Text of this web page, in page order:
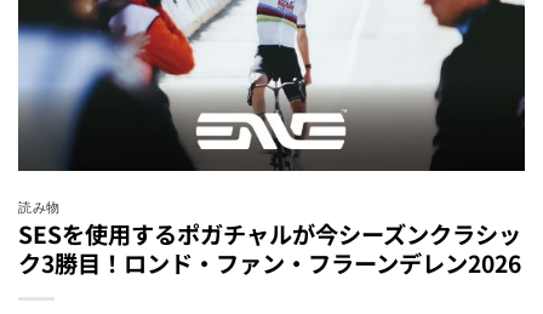
読み物
SESを使用するポガチャルが今シーズンクラシッ
ク3勝目！ロンド・ファン・フラーンデレン2026